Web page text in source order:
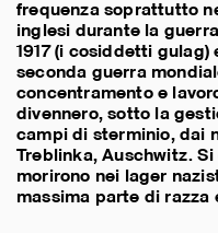
frequenza soprattutto
inglesi durante la
1917 (i cosiddetti
seconda guerra
concentramento e
divennero, sotto la
campi di sterminio, dai
Treblinka, Auschwitz.
morirono nei lager
massima parte di razza